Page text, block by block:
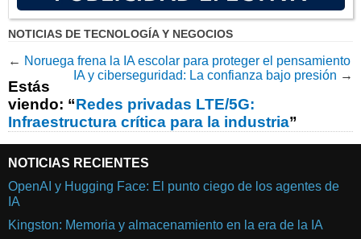
NOTICIAS DE TECNOLOGÍA Y NEGOCIOS
← Noruega frena la IA escolar para proteger el pensamiento
IA y ciberseguridad: La confianza bajo presión →
Estás
viendo: “Redes privadas LTE/5G:
Infraestructura crítica para la industria”
NOTICIAS RECIENTES
OpenAI y Hugging Face: El punto ciego de los agentes de
IA
Kingston: Memoria y almacenamiento en la era de la IA